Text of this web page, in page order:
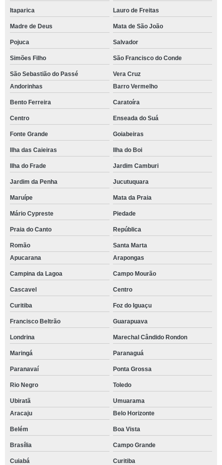
Itaparica Lauro de Freitas
Madre de Deus Mata de São João
Pojuca Salvador
Simões Filho São Francisco do Conde
São Sebastião do Passé
Vera Cruz
Andorinhas
Barro Vermelho
Bento Ferreira Caratoíra
Centro Enseada do Suá
Fonte Grande Goiabeiras
Ilha das Caieiras Ilha do Boi
Ilha do Frade Jardim Camburi
Jardim da Penha Jucutuquara
Maruípe Mata da Praia
Mário Cypreste Piedade
Praia do Canto República
Romão
Santa Marta
Apucarana
Arapongas
Campina da Lagoa Campo Mourão
Cascavel Centro
Curitiba Foz do Iguaçu
Francisco Beltrão Guarapuava
Londrina Marechal Cândido Rondon
Maringá Paranaguá
Paranavaí Ponta Grossa
Rio Negro Toledo
Ubiratã
Umuarama
Aracaju
Belo Horizonte
Belém Boa Vista
Brasília Campo Grande
Cuiabá Curitiba